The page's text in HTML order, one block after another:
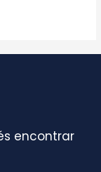
encontrar